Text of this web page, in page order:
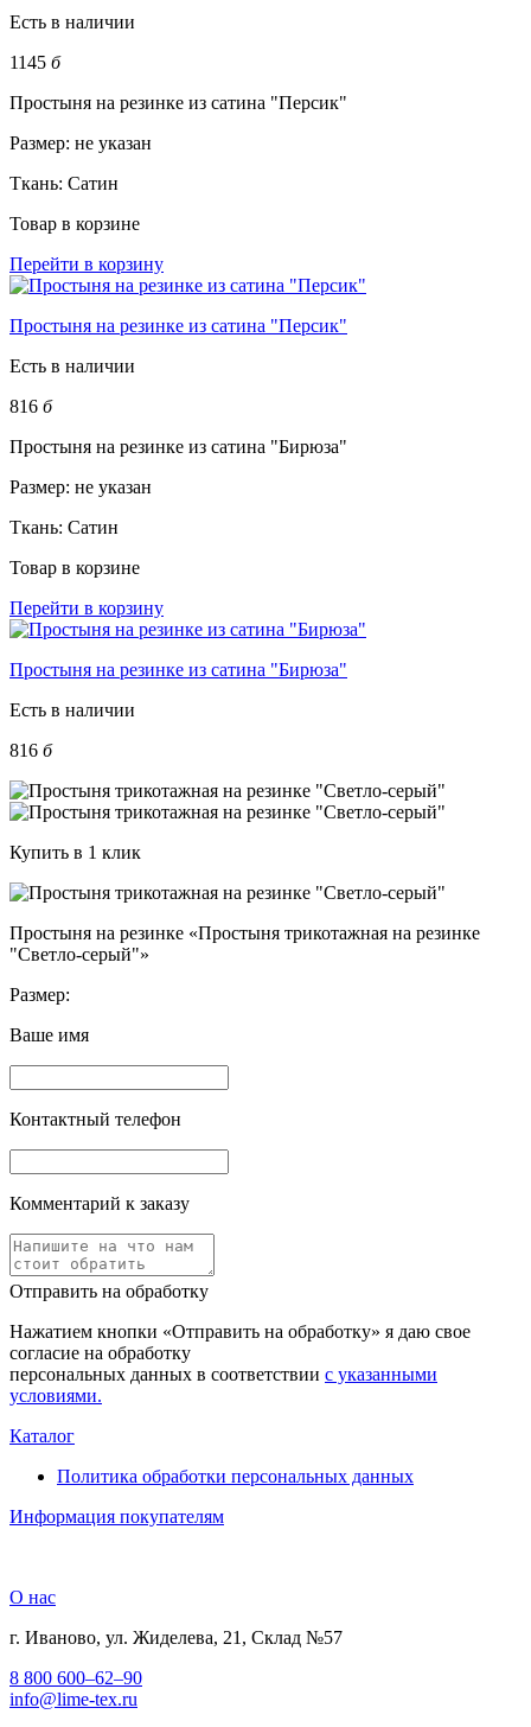
Есть в наличии
1145 б
Простыня на резинке из сатина "Персик"
Размер: не указан
Ткань: Сатин
Товар в корзине
Перейти в корзину
Простыня на резинке из сатина "Персик"
Есть в наличии
816 б
Простыня на резинке из сатина "Бирюза"
Размер: не указан
Ткань: Сатин
Товар в корзине
Перейти в корзину
Простыня на резинке из сатина "Бирюза"
Есть в наличии
816 б
Купить в 1 клик
Простыня на резинке «Простыня трикотажная на резинке
"Светло-серый"»
Размер:
Ваше имя
Контактный телефон
Комментарий к заказу
Отправить на обработку
Нажатием кнопки «Отправить на обработку» я даю свое
согласие на обработку
персональных данных в соответствии с указанными
условиями.
Каталог
Политика обработки персональных данных
Информация покупателям
О нас
г. Иваново, ул. Жиделева, 21, Склад №57
8 800 600–62–90
info@lime-tex.ru